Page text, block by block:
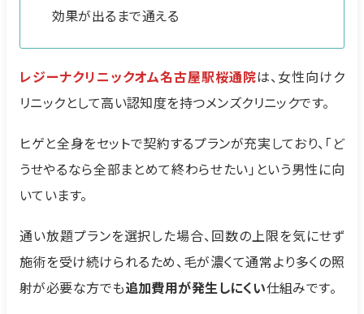
効果が出るまで通える
レジーナクリニックオム名古屋駅桜通院は、女性向けク
リニックとして高い認知度を持つメンズクリニックです。
ヒゲと全身をセットで契約するプランが充実しており、「ど
うせやるなら全部まとめて終わらせたい」という男性に向
いています。
通い放題プランを選択した場合、回数の上限を気にせず
施術を受け続けられるため、毛が濃くて通常より多くの照
射が必要な方でも追加費用が発生しにくい仕組みです。